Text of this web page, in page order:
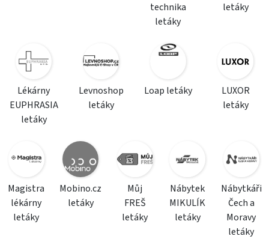
technika
letáky
letáky
Lékárny
EUPHRASIA
letáky
Levnoshop
letáky
Loap letáky
LUXOR
letáky
Magistra
lékárny
letáky
Mobino.cz
letáky
Můj
FREŠ
letáky
Nábytek
MIKULÍK
letáky
Nábytkáři
Čech a
Moravy
letáky